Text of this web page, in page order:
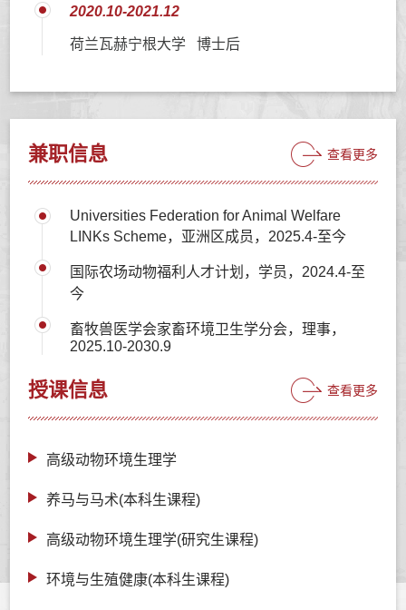
2020.10-2021.12
荷兰瓦赫宁根大学 博士后
兼职信息 查看更多
Universities Federation for Animal Welfare
LINKs Scheme，亚洲区成员，2025.4-至今
国际农场动物福利人才计划，学员，2024.4-至
今
畜牧兽医学会家畜环境卫生学分会，理事，
2025.10-2030.9
授课信息 查看更多
高级动物环境生理学
养马与马术(本科生课程)
高级动物环境生理学(研究生课程)
环境与生殖健康(本科生课程)